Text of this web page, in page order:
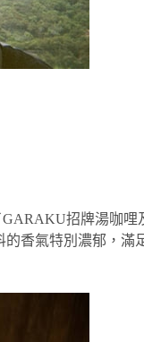
GARAKU招牌湯咖
香氣特別濃郁，滿